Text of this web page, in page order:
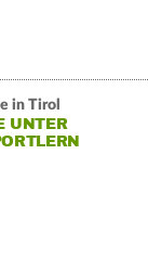
in Tirol
UNTER